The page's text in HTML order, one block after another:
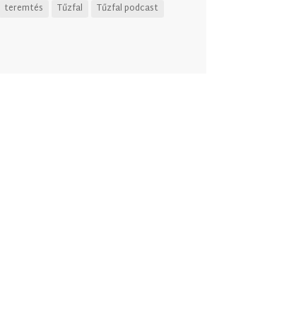
teremtés
Tűzfal Tűzfal podcast